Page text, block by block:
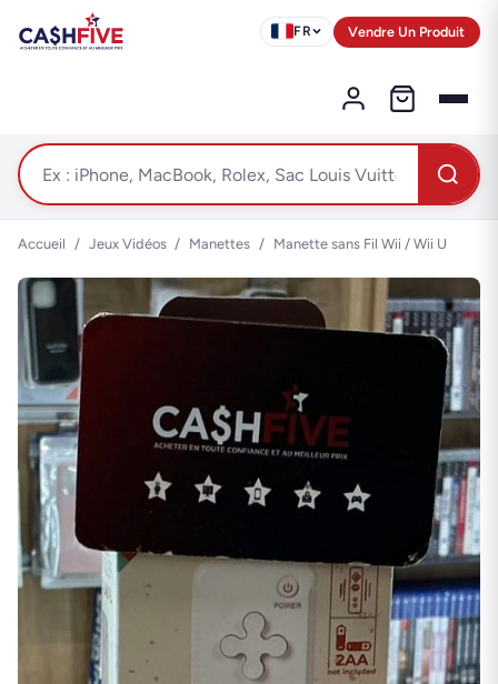
FR Vendre Un Produit
Accueil / Jeux Vidéos / Manettes / Manette sans Fil Wii / Wii U